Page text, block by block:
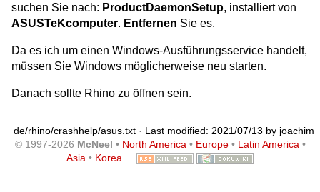
suchen Sie nach: ProductDaemonSetup, installiert von
ASUSTeKcomputer. Entfernen Sie es.
Da es ich um einen Windows-Ausführungsservice handelt,
müssen Sie Windows möglicherweise neu starten.
Danach sollte Rhino zu öffnen sein.
de/rhino/crashhelp/asus.txt · Last modified: 2021/07/13 by joachim
© 1997-2026 McNeel • North America • Europe• Latin America •
Asia • Korea